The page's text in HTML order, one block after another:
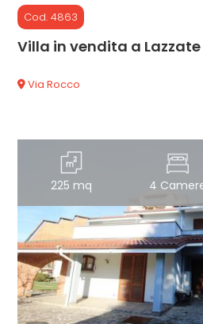
Cod. 4863
Villa in vendita a Lazzate
Via Rocco
225 mq 4
Tipologia
Qualsiasi
Residenziali
Commerciali
Industriali